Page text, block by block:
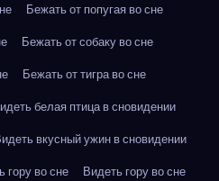
Бежать от попугая во сне
Бежать от собаку во сне
Бежать от тигра во сне
белая птица в сновидении
вкусный ужин в сновидении
гору во сне
Видеть гору во сне